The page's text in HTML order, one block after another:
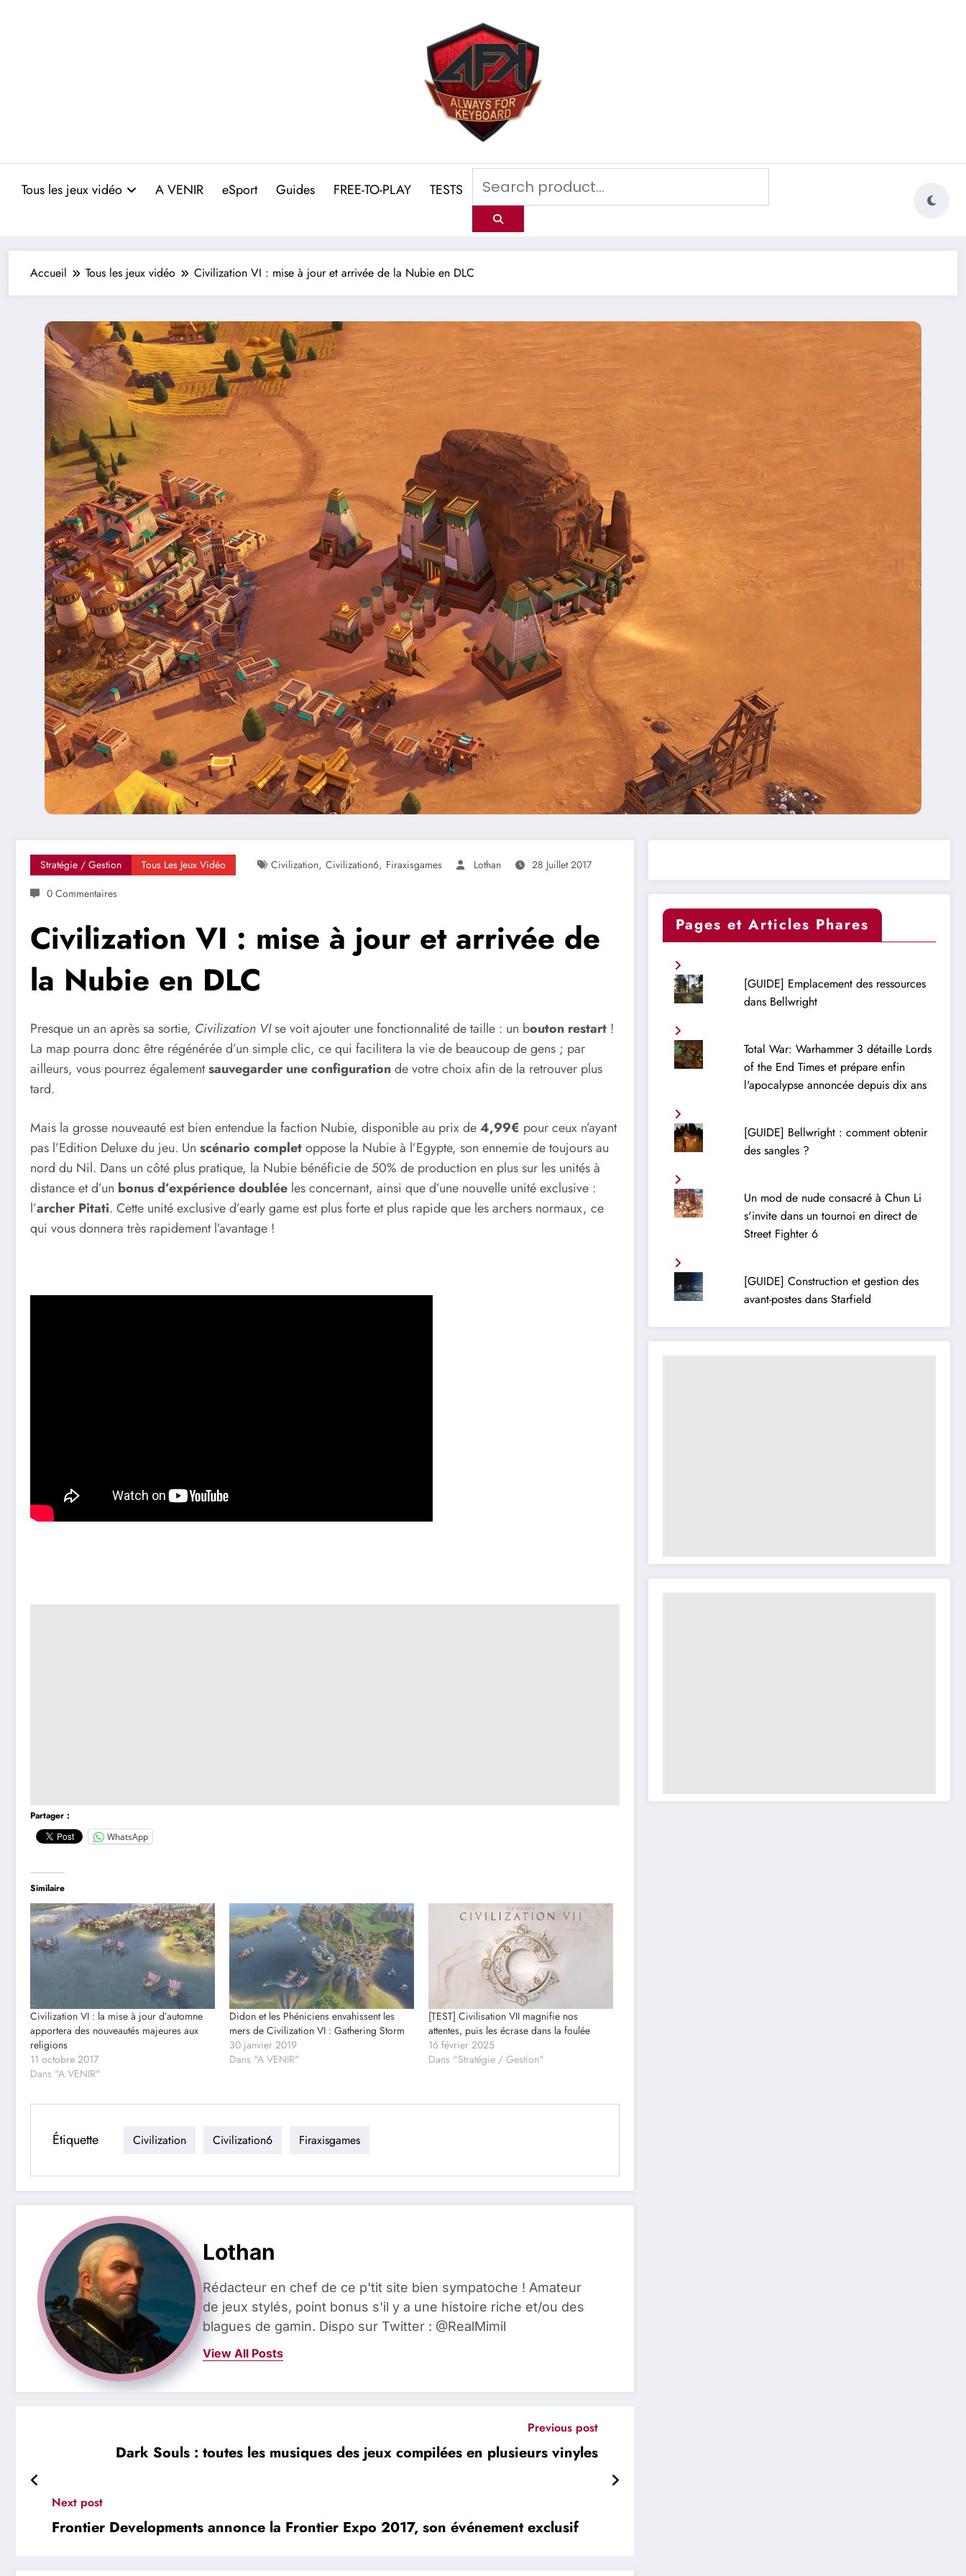
Tous les jeux vidéo A VENIR eSport Guides FREE-TO-PLAY TESTS
Accueil Tous les jeux vidéo Civilization VI : mise à jour et arrivée de la Nubie en DLC
Stratégie / Gestion Tous Les Jeux Vidéo Civilization, Civilization6, Firaxisgames Lothan
28 Juillet 2017
0 Commentaires
Civilization VI : mise à jour et arrivée de
la Nubie en DLC
Presque un an après sa sortie, Civilization VIse voit ajouter une fonctionnalité de taille : un bouton restart !
La map pourra donc être régénérée d’un simple clic, ce qui facilitera la vie de beaucoup de gens ; par
ailleurs, vous pourrez égalementsauvegarder une configurationde votre choix afin de la retrouver plus
tard.
Mais la grosse nouveauté est bien entendue la faction Nubie, disponible au prix de4,99€ pour ceux n’ayant
pas l’Edition Deluxe du jeu. Un scénario completoppose la Nubie à l’Egypte, son ennemie de toujours au
nord du Nil. Dans un côté plus pratique, la Nubie bénéficie de 50% de production en plus sur les unités à
distance et d’un bonus d’expérience doublée les concernant, ainsi que d’une nouvelle unité exclusive :
l’archer Pitati. Cette unité exclusive d’early game est plus forte et plus rapide que les archers normaux, ce
qui vous donnera très rapidement l’avantage !
Partager :
WhatsApp
Similaire
Civilization VI : la mise à jour d’automne
apportera des nouveautés majeures aux
religions
11 octobre 2017
Dans "A VENIR"
Didon et les Phéniciens envahissent les
mers de Civilization VI : Gathering Storm
30 janvier 2019
Dans "A VENIR"
[TEST] Civilisation VII magnifie nos
attentes, puis les écrase dans la foulée
16 février 2025
Dans "Stratégie / Gestion"
Étiquette Civilization Civilization6 Firaxisgames
Lothan
Rédacteur en chef de ce p'tit site bien sympatoche ! Amateur
de jeux stylés, point bonus s'il y a une histoire riche et/ou des
blagues de gamin. Dispo sur Twitter : @RealMimil
View All Posts
Previous post
Dark Souls : toutes les musiques des jeux compilées en plusieurs vinyles
Next post
Frontier Developments annonce la Frontier Expo 2017, son événement exclusif
Pages et Articles Phares
[GUIDE] Emplacement des ressources
dans Bellwright
Total War: Warhammer 3 détaille Lords
of the End Times et prépare enfin
l'apocalypse annoncée depuis dix ans
[GUIDE] Bellwright : comment obtenir
des sangles ?
Un mod de nude consacré à Chun Li
s'invite dans un tournoi en direct de
Street Fighter 6
[GUIDE] Construction et gestion des
avant-postes dans Starfield